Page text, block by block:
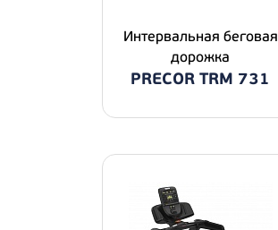
Интервальная беговая
дорожка
PRECOR TRM 731